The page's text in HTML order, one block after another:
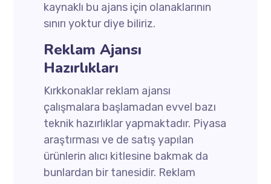
kaynaklı bu ajans için olanaklarının
sınırı yoktur diye biliriz.
Reklam Ajansı
Hazırlıkları
Kırkkonaklar reklam ajansı
çalışmalara başlamadan evvel bazı
teknik hazırlıklar yapmaktadır. Piyasa
araştırması ve de satış yapılan
ürünlerin alıcı kitlesine bakmak da
bunlardan bir tanesidir. Reklam